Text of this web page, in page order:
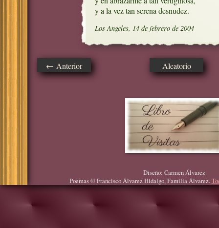
y a la vez tan serena desnudez.
Los Angeles, 14 de febrero de 2004
← Anterior Aleatorio
Diseño: Carmen Álvarez
Poemas © Francisco Álvarez Hidalgo, Familia Álvarez.